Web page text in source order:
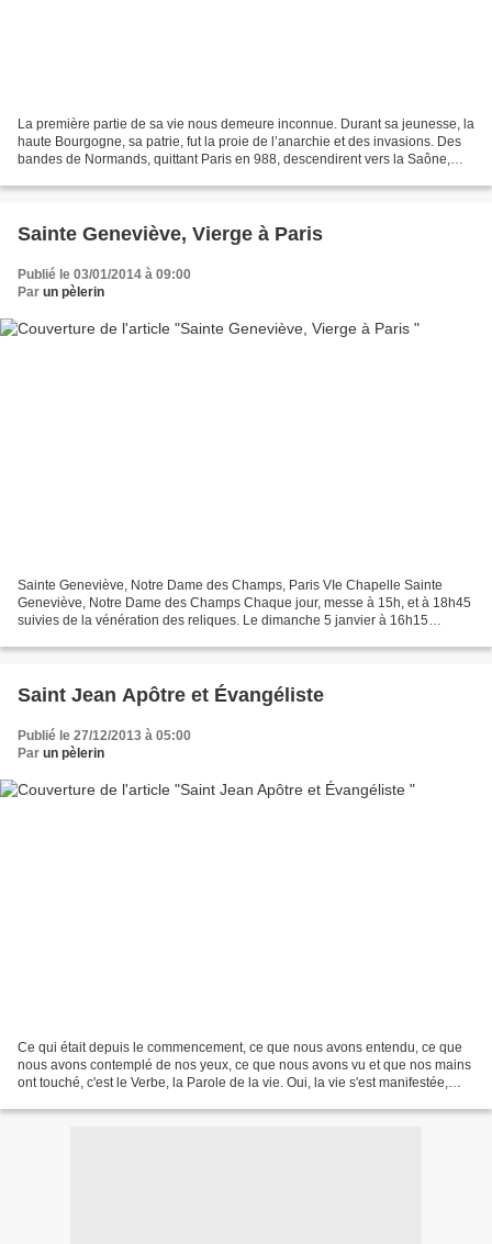
La première partie de sa vie nous demeure inconnue. Durant sa jeunesse, la
haute Bourgogne, sa patrie, fut la proie de l’anarchie et des invasions. Des
bandes de Normands, quittant Paris en 988, descendirent vers la Saône,
Sainte Geneviève, Vierge à Paris
Publié le 03/01/2014 à 09:00
Par un pèlerin
Sainte Geneviève, Notre Dame des Champs, Paris VIe Chapelle Sainte
Geneviève, Notre Dame des Champs Chaque jour, messe à 15h, et à 18h45
suivies de la vénération des reliques. Le dimanche 5 janvier à 16h15
Saint Jean Apôtre et Évangéliste
Publié le 27/12/2013 à 05:00
Par un pèlerin
Ce qui était depuis le commencement, ce que nous avons entendu, ce que
nous avons contemplé de nos yeux, ce que nous avons vu et que nos mains
ont touché, c'est le Verbe, la Parole de la vie. Oui, la vie s'est manifestée,